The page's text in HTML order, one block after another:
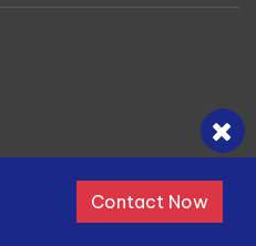
© 2022 Contact Now